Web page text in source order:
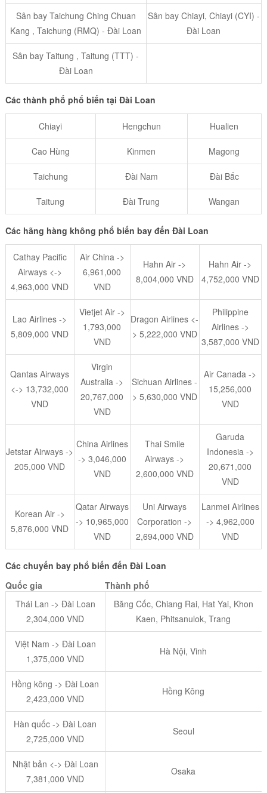
Sân bay Taichung Ching Chuan
Kang , Taichung (RMQ) - Đài Loan
Sân bay Chiayi, Chiayi (CYI) -
Đài Loan
Sân bay Taitung , Taitung (TTT) -
Đài Loan
Các thành phố phổ biến tại Đài Loan
Chiayi Hengchun Hualien
Cao Hùng Kinmen Magong
Taichung Đài Nam Đài Bắc
Taitung Đài Trung Wangan
Các hãng hàng không phổ biến bay đến Đài Loan
Cathay Pacific
Airways <->
4,963,000 VND
Air China ->
6,961,000
VND
Hahn Air ->
8,004,000 VND
Hahn Air ->
4,752,000 VND
Lao Airlines ->
5,809,000 VND
Vietjet Air ->
1,793,000
VND
Dragon Airlines <-
> 5,222,000 VND
Philippine
Airlines ->
3,587,000 VND
Qantas Airways
<-> 13,732,000
VND
Virgin
Australia ->
20,767,000
VND
Sichuan Airlines -
> 5,630,000 VND
Air Canada ->
15,256,000
VND
Jetstar Airways ->
205,000 VND
China Airlines
-> 3,046,000
VND
Thai Smile
Airways ->
2,600,000 VND
Garuda
Indonesia ->
20,671,000
VND
Korean Air ->
5,876,000 VND
Qatar Airways
-> 10,965,000
VND
Uni Airways
Corporation ->
2,694,000 VND
Lanmei Airlines
-> 4,962,000
VND
Các chuyến bay phổ biến đến Đài Loan
Quốc gia
Thành phố
Thái Lan -> Đài Loan
2,304,000 VND
Băng Cốc, Chiang Rai, Hat Yai, Khon
Kaen, Phitsanulok, Trang
Việt Nam -> Đài Loan
1,375,000 VND
Hà Nội, Vinh
Hồng kông -> Đài Loan
2,423,000 VND
Hồng Kông
Hàn quốc -> Đài Loan
2,725,000 VND
Seoul
Nhật bản <-> Đài Loan
7,381,000 VND
Osaka